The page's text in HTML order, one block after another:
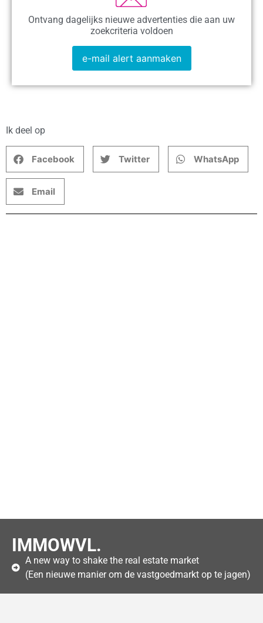
Ontvang dagelijks nieuwe advertenties die aan uw
zoekcriteria voldoen
e-mail alert aanmaken
Ik deel op
Facebook Twitter WhatsApp
Email
IMMOWVL.
A new way to shake the real estate market
(Een nieuwe manier om de vastgoedmarkt op te jagen)